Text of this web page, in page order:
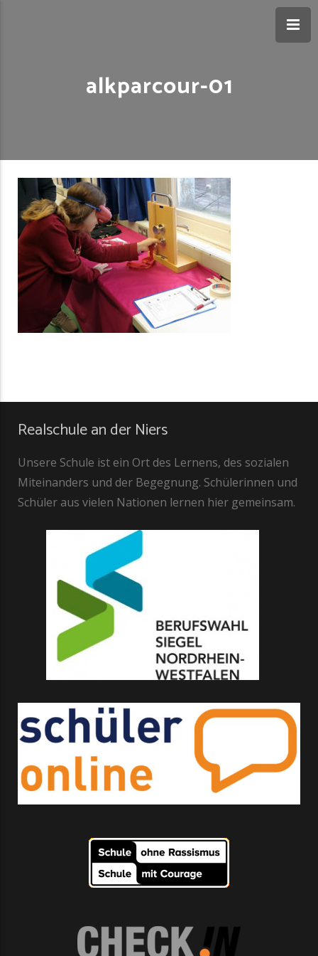
alkparcour-01
Realschule an der Niers
Unsere Schule ist ein Ort des Lernens, des sozialen
Miteinanders und der Begegnung. Schülerinnen und
Schüler aus vielen Nationen lernen hier gemeinsam.